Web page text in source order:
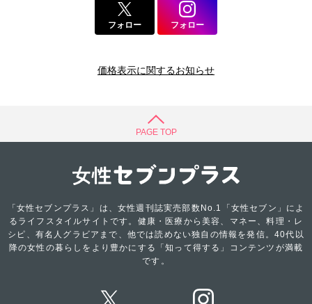
フォロー フォロー
価格表示に関するお知らせ
PAGE TOP
「女性セブンプラス」は、女性週刊誌実売部数No.1「女性セブン」によ
るライフスタイルサイトです。健康・医療から美容、マネー、料理・レ
シピ、有名人グラビアまで、他では読めない独自の情報を発信。40代以
降の女性の暮らしをより豊かにする「知って得する」コンテンツが満載
です。